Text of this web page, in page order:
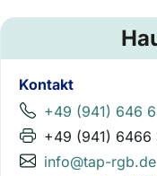
Kontakt
+49 (941) 646
+49 (941) 6466
info@tap-rgb.de